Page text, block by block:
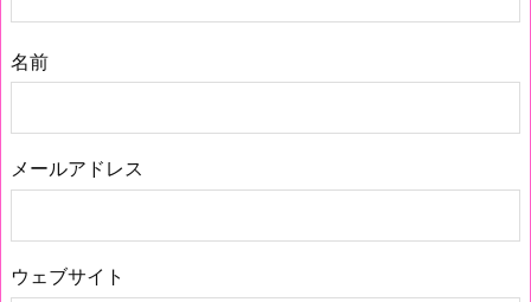
名前
メールアドレス
ウェブサイト